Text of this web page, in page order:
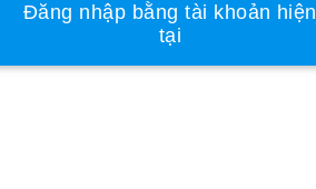
Đăng nhập bằng tài khoản hiện
tại